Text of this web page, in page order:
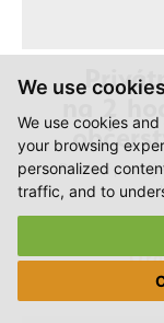
We use cookies
We use cookies
your browsing
personalized
traffic, and to
na 2
Privátní